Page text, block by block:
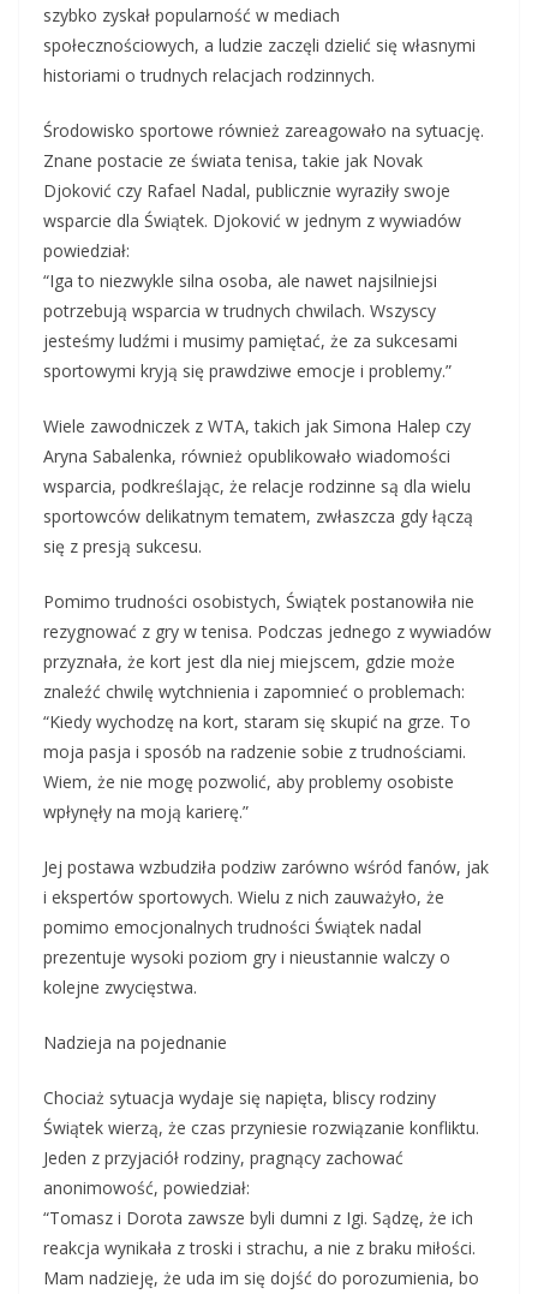
szybko zyskał popularność w mediach
społecznościowych, a ludzie zaczęli dzielić się własnymi
historiami o trudnych relacjach rodzinnych.
Środowisko sportowe również zareagowało na sytuację.
Znane postacie ze świata tenisa, takie jak Novak
Djoković czy Rafael Nadal, publicznie wyraziły swoje
wsparcie dla Świątek. Djoković w jednym z wywiadów
powiedział:
“Iga to niezwykle silna osoba, ale nawet najsilniejsi
potrzebują wsparcia w trudnych chwilach. Wszyscy
jesteśmy ludźmi i musimy pamiętać, że za sukcesami
sportowymi kryją się prawdziwe emocje i problemy.”
Wiele zawodniczek z WTA, takich jak Simona Halep czy
Aryna Sabalenka, również opublikowało wiadomości
wsparcia, podkreślając, że relacje rodzinne są dla wielu
sportowców delikatnym tematem, zwłaszcza gdy łączą
się z presją sukcesu.
Pomimo trudności osobistych, Świątek postanowiła nie
rezygnować z gry w tenisa. Podczas jednego z wywiadów
przyznała, że kort jest dla niej miejscem, gdzie może
znaleźć chwilę wytchnienia i zapomnieć o problemach:
“Kiedy wychodzę na kort, staram się skupić na grze. To
moja pasja i sposób na radzenie sobie z trudnościami.
Wiem, że nie mogę pozwolić, aby problemy osobiste
wpłynęły na moją karierę.”
Jej postawa wzbudziła podziw zarówno wśród fanów, jak
i ekspertów sportowych. Wielu z nich zauważyło, że
pomimo emocjonalnych trudności Świątek nadal
prezentuje wysoki poziom gry i nieustannie walczy o
kolejne zwycięstwa.
Nadzieja na pojednanie
Chociaż sytuacja wydaje się napięta, bliscy rodziny
Świątek wierzą, że czas przyniesie rozwiązanie konfliktu.
Jeden z przyjaciół rodziny, pragnący zachować
anonimowość, powiedział:
“Tomasz i Dorota zawsze byli dumni z Igi. Sądzę, że ich
reakcja wynikała z troski i strachu, a nie z braku miłości.
Mam nadzieję, że uda im się dojść do porozumienia, bo